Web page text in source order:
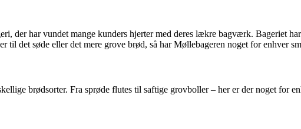
der har vundet mange kunders hjerter med deres lækre bagværk. Bageriet
til det søde eller det mere grove brød, så har Møllebageren noget for enhver
brødsorter. Fra sprøde flutes til saftige grovboller – her er der noget for